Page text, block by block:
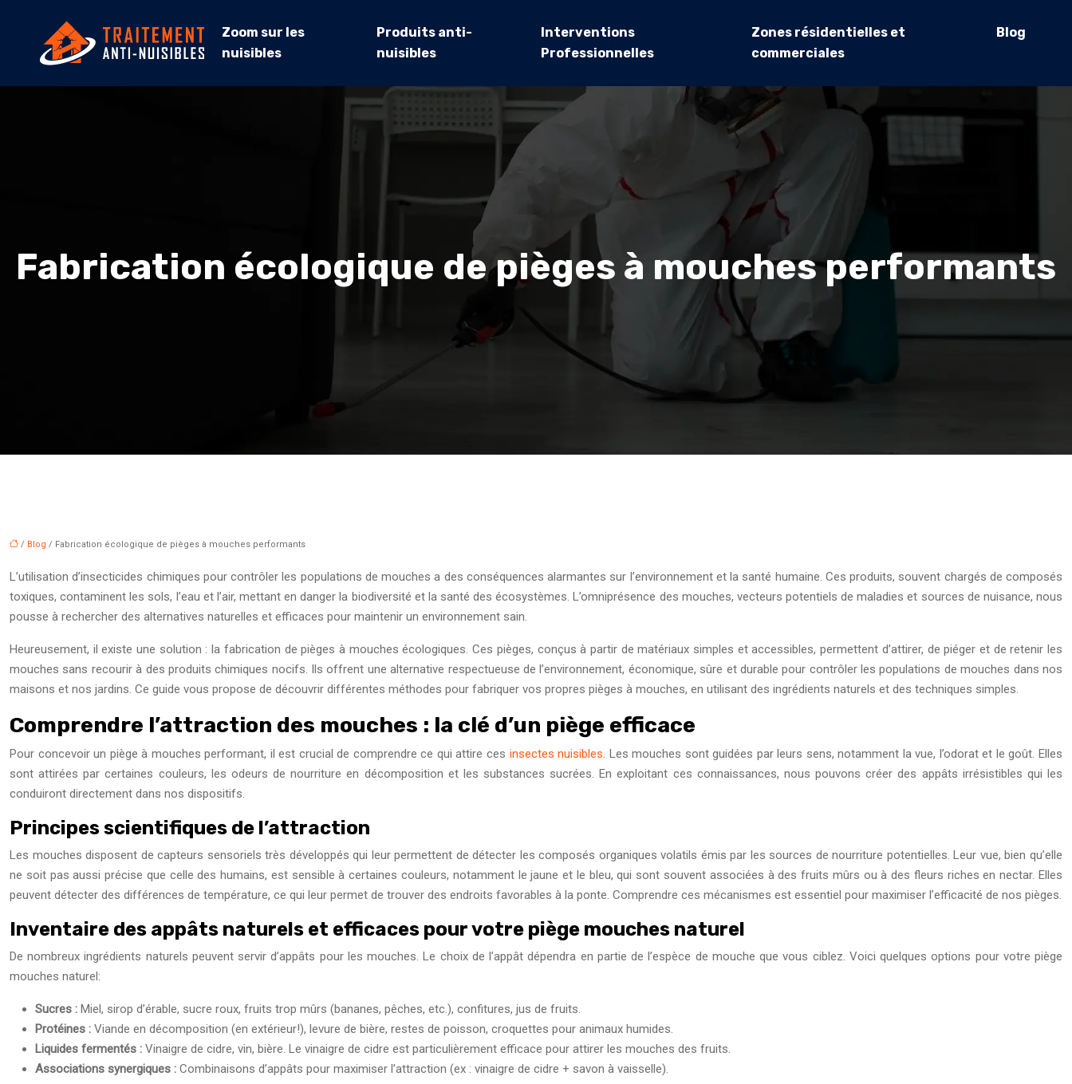
Zoom sur les
nuisibles
Produits anti-
nuisibles
Interventions
Professionnelles
Zones résidentielles et
commerciales
Blog
Fabrication écologique de pièges à mouches performants
/ Blog / Fabrication écologique de pièges à mouches performants
L’utilisation d’insecticides chimiques pour contrôler les populations de mouches a des conséquences alarmantes sur l’environnement et la santé humaine. Ces produits, souvent chargés de composés
toxiques, contaminent les sols, l’eau et l’air, mettant en danger la biodiversité et la santé des écosystèmes. L’omniprésence des mouches, vecteurs potentiels de maladies et sources de nuisance, nous
pousse à rechercher des alternatives naturelles et efficaces pour maintenir un environnement sain.
Heureusement, il existe une solution : la fabrication de pièges à mouches écologiques. Ces pièges, conçus à partir de matériaux simples et accessibles, permettent d’attirer, de piéger et de retenir les
mouches sans recourir à des produits chimiques nocifs. Ils offrent une alternative respectueuse de l’environnement, économique, sûre et durable pour contrôler les populations de mouches dans nos
maisons et nos jardins. Ce guide vous propose de découvrir différentes méthodes pour fabriquer vos propres pièges à mouches, en utilisant des ingrédients naturels et des techniques simples.
Comprendre l’attraction des mouches : la clé d’un piège efficace
Pour concevoir un piège à mouches performant, il est crucial de comprendre ce qui attire ces insectes nuisibles. Les mouches sont guidées par leurs sens, notamment la vue, l’odorat et le goût. Elles
sont attirées par certaines couleurs, les odeurs de nourriture en décomposition et les substances sucrées. En exploitant ces connaissances, nous pouvons créer des appâts irrésistibles qui les
conduiront directement dans nos dispositifs.
Principes scientifiques de l’attraction
Les mouches disposent de capteurs sensoriels très développés qui leur permettent de détecter les composés organiques volatils émis par les sources de nourriture potentielles. Leur vue, bien qu’elle
ne soit pas aussi précise que celle des humains, est sensible à certaines couleurs, notamment le jaune et le bleu, qui sont souvent associées à des fruits mûrs ou à des fleurs riches en nectar. Elles
peuvent détecter des différences de température, ce qui leur permet de trouver des endroits favorables à la ponte. Comprendre ces mécanismes est essentiel pour maximiser l’efficacité de nos pièges.
Inventaire des appâts naturels et efficaces pour votre piège mouches naturel
De nombreux ingrédients naturels peuvent servir d’appâts pour les mouches. Le choix de l’appât dépendra en partie de l’espèce de mouche que vous ciblez. Voici quelques options pour votre piège
mouches naturel:
Sucres : Miel, sirop d’érable, sucre roux, fruits trop mûrs (bananes, pêches, etc.), confitures, jus de fruits.
Protéines : Viande en décomposition (en extérieur!), levure de bière, restes de poisson, croquettes pour animaux humides.
Liquides fermentés : Vinaigre de cidre, vin, bière. Le vinaigre de cidre est particulièrement efficace pour attirer les mouches des fruits.
Associations synergiques : Combinaisons d’appâts pour maximiser l’attraction (ex : vinaigre de cidre + savon à vaisselle).